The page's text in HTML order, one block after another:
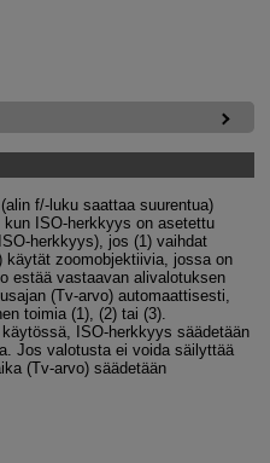
f/-luku saattaa suurentua)
ISO-herkkyys on asetettu
herkkyys), jos (1) vaihdat
käytät zoomobjektiivia, jossa on
estää vastaavan alivalotuksen
(Tv-arvo) automaattisesti,
toimia (1), (2) tai (3).
ISO-herkkyys säädetään
Jos valotusta ei voida säilyttää
(Tv-arvo) säädetään